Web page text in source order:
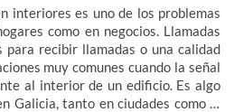
interiores es uno de los problemas
como en negocios. Llamadas
para recibir llamadas o una calidad
muy comunes cuando la señal
al interior de un edificio. Es algo
Galicia, tanto en ciudades como la